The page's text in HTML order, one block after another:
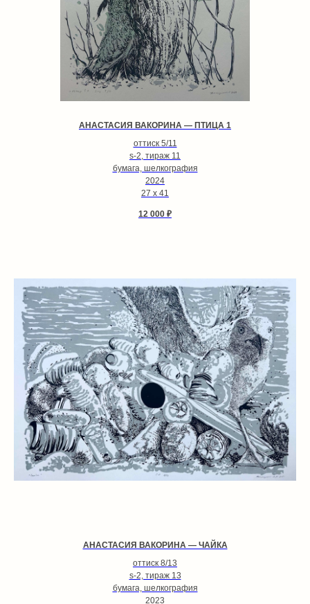
АНАСТАСИЯ ВАКОРИНА — ПТИЦА 1
оттиск 5/11
s-2, тираж 11
бумага, шелкография
2024
27 х 41
12 000 ₽
АНАСТАСИЯ ВАКОРИНА — ЧАЙКА
оттиск 8/13
s-2, тираж 13
бумага, шелкография
2023
+7.995.113.24.30
INFO@TIHOGALLERY.RU
Г. МОСКВА,
МАЛЫЙ ХАРИТОНЬЕВСКИЙ ПЕР. 6/2
2 ЭТАЖ
СТАТЬ ХУДОЖНИКОМ
СОГЛАСИЕ НА ОБРАБОТКУ
ДОСТАВКА И ОПЛАТА
ПРАВИЛА ВОЗВРАТА
КОНТАКТЫ СОТРУДНИЧЕСТВО